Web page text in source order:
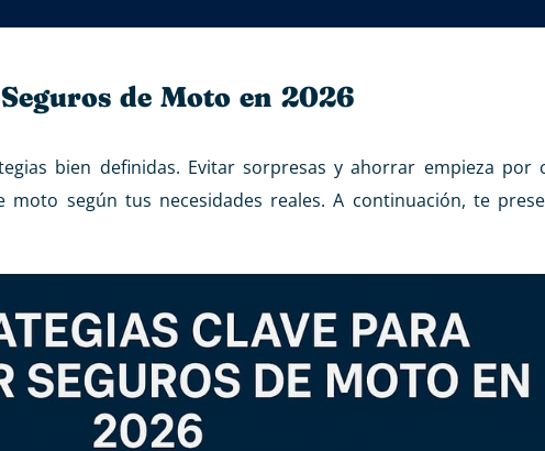
de Moto en 2026
bien definidas. Evitar sorpresas y ahorrar empieza por
según tus necesidades reales. A continuación, te